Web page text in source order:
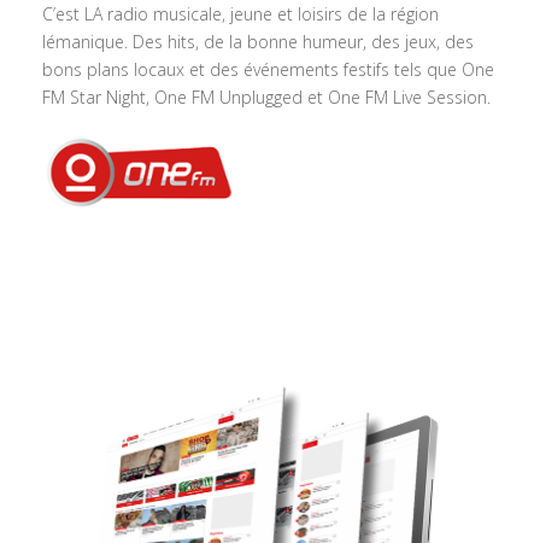
C’est LA radio musicale, jeune et loisirs de la région
lémanique. Des hits, de la bonne humeur, des jeux, des
bons plans locaux et des événements festifs tels que One
FM Star Night, One FM Unplugged et One FM Live Session.